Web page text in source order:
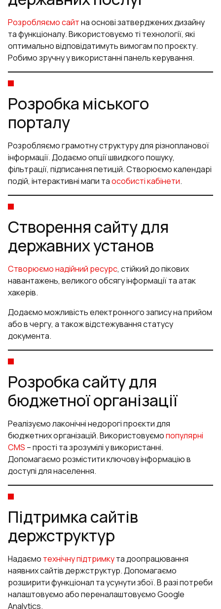
Розробляємо сайтна основі затверджених дизайну
та функціоналу. Використовуємо ті технології, які
оптимально відповідатимуть вимогам по проєкту.
Робимо зручну у використанні панель керування.
Розробка міського
порталу
Розробляємо грамотну структуру для різнопланової
інформації. Додаємо опції швидкого пошуку,
фільтрації, підписання петицій. Створюємо календарі
подій, інтерактивні мапи таособисті кабінети.
Створення сайту для
державних установ
Створюємо надійний ресурс, стійкий до пікових
навантажень, великого обсягу інформації та атак
хакерів.
Додаємо можливість електронного запису на прийом
або в чергу, а також відстежування статусу
документа.
Розробка сайту для
бюджетної організації
Реалізуємо лаконічні недорогі проєкти для
бюджетних організацій. Використовуємопопулярні
CMS – прості та зрозумілі у використанні.
Допомагаємо розмістити ключову інформацію в
доступі для населення.
Підтримка сайтів
держструктур
Надаємо технічну підтримкута доопрацювання
наявних сайтів держструктур. Допомагаємо
розширити функціонал та усунути збої. В разі потреби
налаштовуємо або переналаштовуємо Google
Analytics.